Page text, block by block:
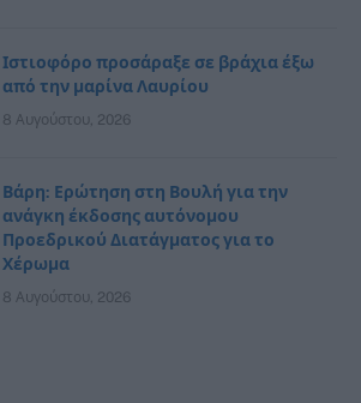
Ιστιοφόρο προσάραξε σε βράχια έξω
από την μαρίνα Λαυρίου
8 Αυγούστου, 2026
Βάρη: Ερώτηση στη Βουλή για την
ανάγκη έκδοσης αυτόνομου
Προεδρικού Διατάγματος για το
Χέρωμα
8 Αυγούστου, 2026